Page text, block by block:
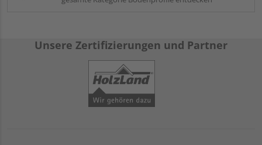
Unsere Zertifizierungen und Partner